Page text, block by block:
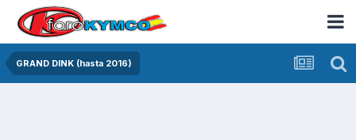
GRAND DINK (hasta 2016)